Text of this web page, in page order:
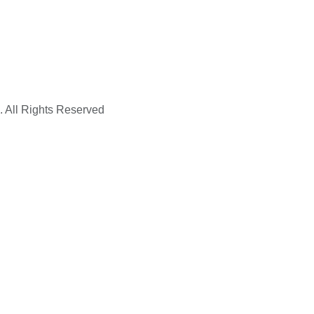
All Rights Reserved